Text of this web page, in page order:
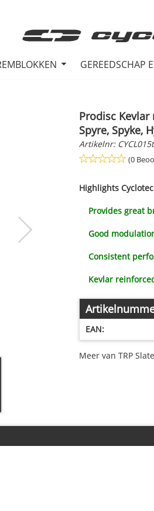
GEREEDSCHAP
Prodisc Kevlar
Spyre, Spyke,
Artikelnr:
(0
Highlights
Provides great
Good
Consistent
Kevlar
EAN:
Meer van TRP